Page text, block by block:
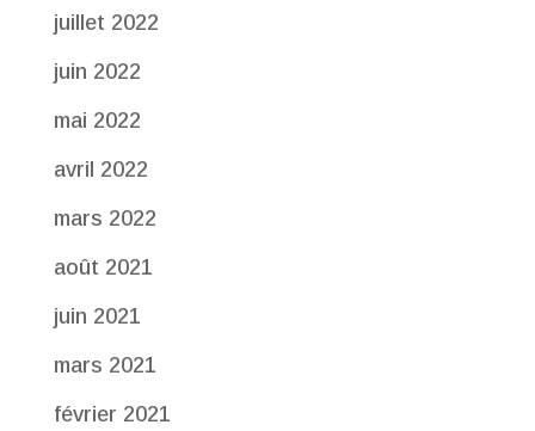
juillet 2022
juin 2022
mai 2022
avril 2022
mars 2022
août 2021
juin 2021
mars 2021
février 2021